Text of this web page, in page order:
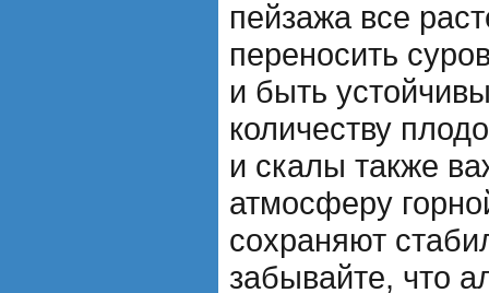
пейзажа все
переносить
и быть
количеству
и скалы также
атмосферу
сохраняют
забывайте, что